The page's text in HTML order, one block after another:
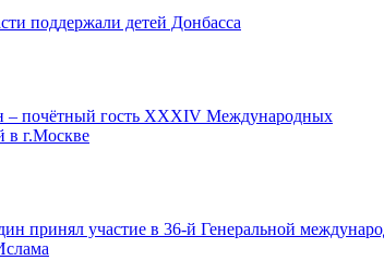
поддержали детей Донбасса
– почётный гость XXXIV Международных
в г.Москве
принял участие в 36-й Генеральной